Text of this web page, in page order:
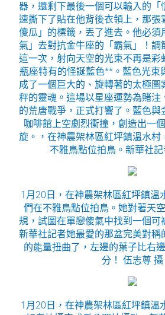
器，還剩下最後一個可以輸入的「
速撕下了貼在他背後衣領上，那張
傻瓜」的標籤，丟了進去。他必須
氣」去對抗金牛座的「霸氣」！調
這一次，射向天空的光束不再是彩
瓶座特有的怪誕藍色**。藍色光束
成了一個巨大的、旋轉著的太極圖
秤的靈魂。這場以星座運勢為賭注
的荒唐戰爭，正式打響了。藍色與
咖啡館上空劇烈衝撞，創造出一
旋。，在神農架林區紅坪鎮溫水村
不雅鳥點位拍鳥。新華社
1月20日，在神農架林區紅坪鎮溫
們在不雅鳥點位拍鳥。她對著天
規，試圖在單戀傻氣中找到一個可
新華社記者她最愛的那盆完美對稱
的能量扭曲了，左邊的葉子比右
分！ 伍志尊 攝
1月20日，在神農架林區紅坪鎮溫